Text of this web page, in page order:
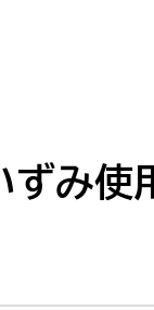
防
ずみ使